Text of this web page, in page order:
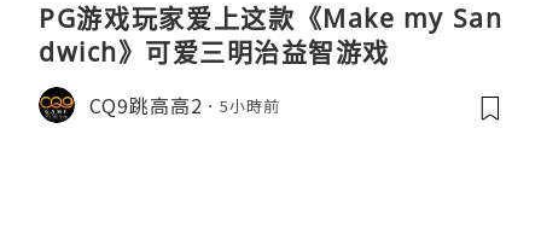
PG游戏玩家爱上这款《Make my San
dwich》可爱三明治益智游戏
CQ9跳高高2 5小時前